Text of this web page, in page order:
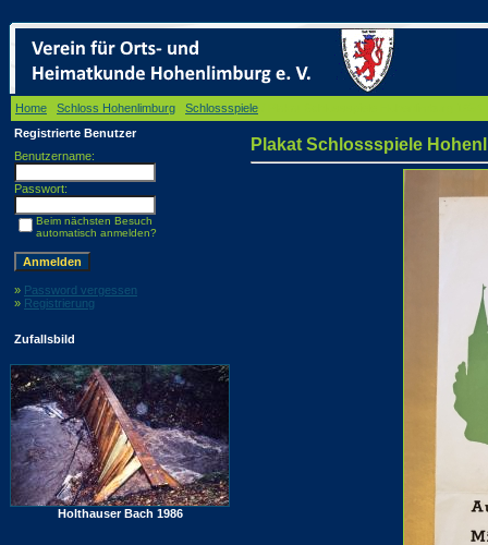
Home Schloss Hohenlimburg Schlossspiele
Registrierte Benutzer
Benutzername:
Passwort:
Beim nächsten Besuch
automatisch anmelden?
» Password vergessen
» Registrierung
Zufallsbild
Holthauser Bach 1986
Plakat Schlossspiele